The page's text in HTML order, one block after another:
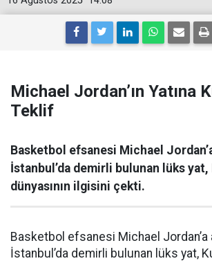
Michael Jordan’ın Yatına
Teklif
Basketbol efsanesi Michael
İstanbul’da demirli bulunan lüks
dünyasının ilgisini çekti.
Basketbol efsanesi Michael Jordan’a
İstanbul’da demirli bulunan lüks yat,